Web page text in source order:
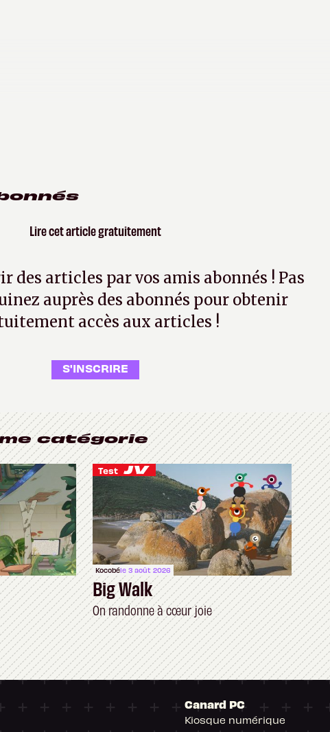
Lire cet article gratuitement
des articles par vos amis abonnés ! Pas
auprès des abonnés pour obtenir
accès aux articles !
S'INSCRIRE
catégorie
Test
Kocobéle 3 août 2026
Big Walk
On randonne à cœur joie
Canard PC
Kiosque numérique